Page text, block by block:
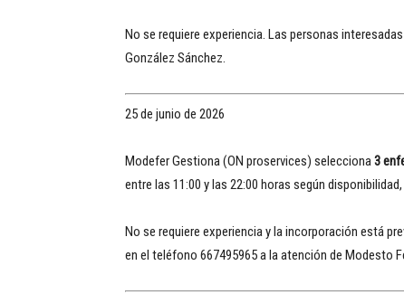
No se requiere experiencia. Las personas
González Sánchez.
25 de junio de 2026
Modefer Gestiona (ON proservices) selecciona 3
entre las 11:00 y las 22:00 horas según
No se requiere experiencia y la incorporación está
en el teléfono 667495965 a la atención de Modesto